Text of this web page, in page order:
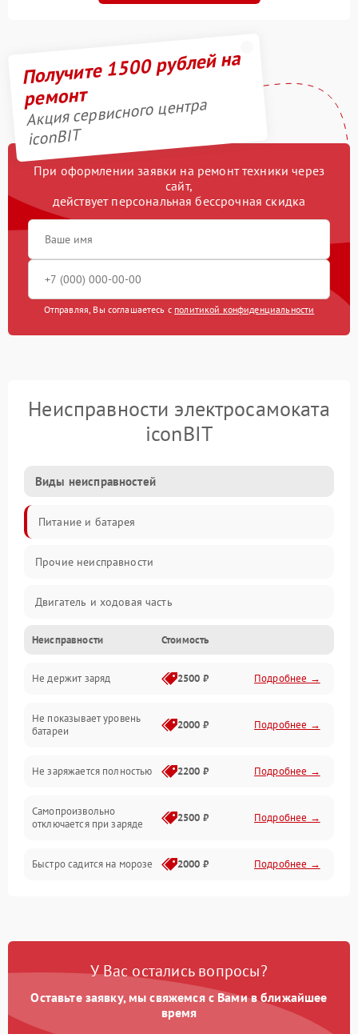
Получите 1500 рублей на
ремонт
Акция сервисного центра
iconBIT
При оформлении заявки на ремонт техники через
сайт,
действует персональная бессрочная скидка
Отправляя, Вы соглашаетесь с политикой конфиденциальности
Неисправности электросамоката
iconBIT
Виды неисправностей
Питание и батарея
Прочие неисправности
Двигатель и ходовая часть
Тормоза и безопасность
Подвеска и колеса
Электроника и управление
Неисправности Стоимость
Не держит заряд 2500 ₽ Подробнее →
Не показывает уровень
батареи
2000 ₽ Подробнее →
Не заряжается полностью 2200 ₽ Подробнее →
Самопроизвольно
отключается при заряде
2500 ₽ Подробнее →
Быстро садится на морозе 2000 ₽ Подробнее →
У Вас остались вопросы?
Оставьте заявку, мы свяжемся с Вами в ближайшее
время